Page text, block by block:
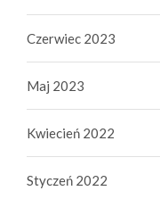
Czerwiec 2023
Maj 2023
Kwiecień 2022
Styczeń 2022